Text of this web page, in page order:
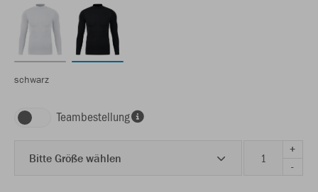
schwarz
Teambestellung
Bitte Größe wählen
+
-